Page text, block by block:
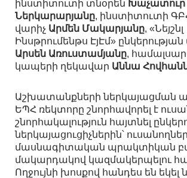
ինստիտուտի տնօրեն Խաչատուր
Ներկարարյանը, ինստիտուտի
վարիչ Արմեն Մակարյանը, «Նեյշնլ
Ինսթրումենթս ԷյԷմ»
Արսեն Առուստամյանը,
կապերի ղեկավար Աննա
Աշխատանքների ներկայացման
ԵՊՀ ռեկտորը շնորհավորել է
շնորհակալություն հայտնել
ներկայացուցիչներին՝
մասնագիտական պրակտիկան
մակարդակով կազմակերպելու
Ողջույնի խոսքով հանդես են եկել